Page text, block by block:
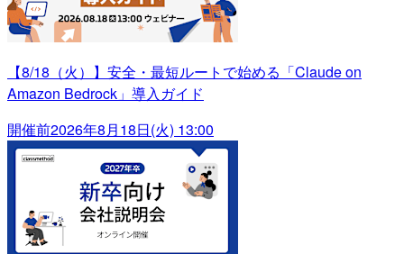
【8/18（火）】安全・最短ルートで始める「Claude on
Amazon Bedrock」導入ガイド
開催前2026年8月18日(火) 13:00